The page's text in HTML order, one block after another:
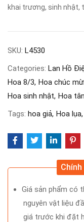
khai trương, sinh nhật,
SKU: L4530
Categories: Lan Hồ
Hoa 8/3 Hoa chúc
Hoa sinh nhật Hoa
Tags: hoa giả Hoa lụa
Giá sản phẩm có
nguyên vật liệu
giá trước khi đặt